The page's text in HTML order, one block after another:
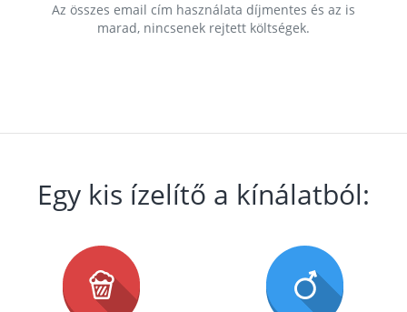
Az összes email cím használata díjmentes és az is
marad, nincsenek rejtett költségek.
Egy kis ízelítő a kínálatból: